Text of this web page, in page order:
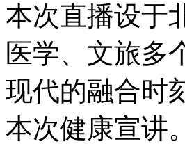
本次直播设于
医学、文旅多
现代的融合时
本次健康宣讲。